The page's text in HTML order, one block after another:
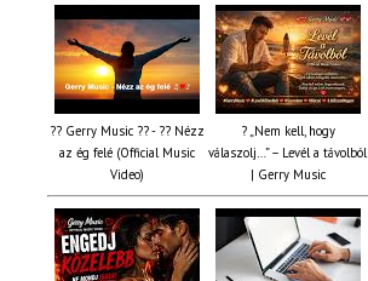
?? Gerry Music ?? - ?? Nézz
az ég felé (Official Music
Video)
? „Nem kell, hogy
válaszolj…” – Levél a távolból
| Gerry Music